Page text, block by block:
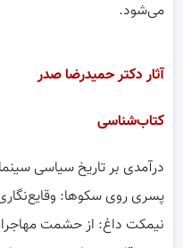
می‌شود.
آثار دکتر حمیدرضا صدر
کتاب‌شناسی
درآم‍دی ب‍ر ت‍اری‍خ س‍ی‍اس‍ی س‍ی‍ن‍م‍ای
پسری روی سکوها:
نیمکت داغ: از حشمت